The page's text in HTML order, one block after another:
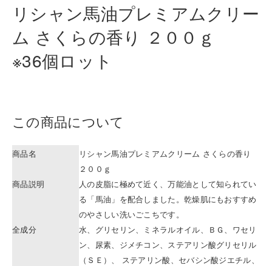
リシャン馬油プレミアムクリー
ム さ くらの香り ２００ｇ
※36個ロット
この商品について
商品名
リシャン馬油プレミアムクリーム さくらの香り
２００ｇ
商品説明
人の皮脂に極めて近く、万能油として知られてい
る「馬油」を配合しました。乾燥肌にもおすすめ
のやさしい洗いごこちです。
全成分
水、グリセリン、ミネラルオイル、ＢＧ、ワセリ
ン、尿素、ジメチコン、ステアリン酸グリセリル
（ＳＥ）、 ステアリン酸、セバシン酸ジエチル、